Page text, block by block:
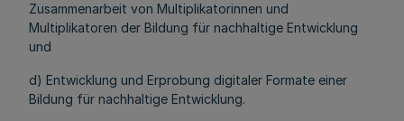
Zusammenarbeit von Multiplikatorinnen und
Multiplikatoren der Bildung für nachhaltige Entwicklung
und
d) Entwicklung und Erprobung digitaler Formate einer
Bildung für nachhaltige Entwicklung.